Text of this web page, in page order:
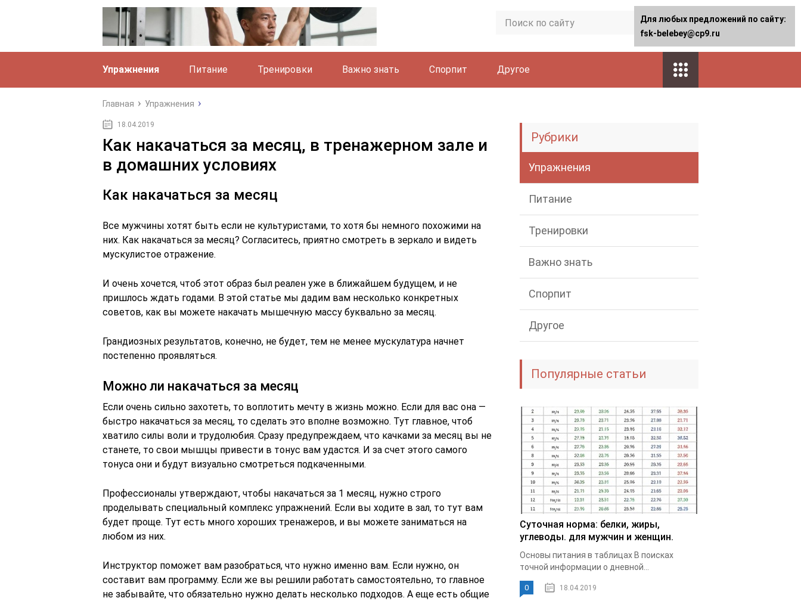
Упражнения Питание Тренировки Важно знать Спорпит Другое
Главная Упражнения
18.04.2019
Как накачаться за месяц, в тренажерном зале и
в домашних условиях
Как накачаться за месяц
Все мужчины хотят быть если не культуристами, то хотя бы немного похожими на
них. Как накачаться за месяц? Согласитесь, приятно смотреть в зеркало и видеть
мускулистое отражение.
И очень хочется, чтоб этот образ был реален уже в ближайшем будущем, и не
пришлось ждать годами. В этой статье мы дадим вам несколько конкретных
советов, как вы можете накачать мышечную массу буквально за месяц.
Грандиозных результатов, конечно, не будет, тем не менее мускулатура начнет
постепенно проявляться.
Можно ли накачаться за месяц
Если очень сильно захотеть, то воплотить мечту в жизнь можно. Если для вас она —
быстро накачаться за месяц, то сделать это вполне возможно. Тут главное, чтоб
хватило силы воли и трудолюбия. Сразу предупреждаем, что качками за месяц вы не
станете, то свои мышцы привести в тонус вам удастся. И за счет этого самого
тонуса они и будут визуально смотреться подкаченными.
Профессионалы утверждают, чтобы накачаться за 1 месяц, нужно строго
проделывать специальный комплекс упражнений. Если вы ходите в зал, то тут вам
будет проще. Тут есть много хороших тренажеров, и вы можете заниматься на
любом из них.
Инструктор поможет вам разобраться, что нужно именно вам. Если нужно, он
составит вам программу. Если же вы решили работать самостоятельно, то главное
не забывайте, что обязательно нужно делать несколько подходов. А еще есть общие
Рубрики
Упражнения
Питание
Тренировки
Важно знать
Спорпит
Другое
Популярные статьи
Суточная норма: белки, жиры,
углеводы. для мужчин и женщин.
Основы питания в таблицах В поисках
точной информации о дневной...
0 18.04.2019
Для любых предложений по сайту:
fsk-belebey@cp9.ru